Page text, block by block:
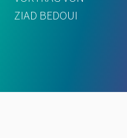
ZIAD BEDOUI